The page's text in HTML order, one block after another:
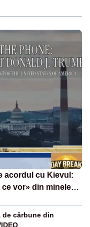
acordul cu Kievul:
vor» din minele
de cărbune din